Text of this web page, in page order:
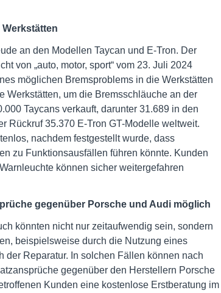
an den Modellen Taycan und E-Tron. Der
von „auto, motor, sport“ vom 23. Juli 2024
möglichen Bremsproblems in die Werkstätten
Werkstätten, um die Bremsschläuche an der
Taycans verkauft, darunter 31.689 in den
Rückruf 35.370 E-Tron GT-Modelle weltweit.
nachdem festgestellt wurde, dass
zu Funktionsausfällen führen könnte. Kunden
können sicher weitergefahren
gegenüber Porsche und Audi möglich
könnten nicht nur zeitaufwendig sein, sondern
beispielsweise durch die Nutzung eines
der Reparatur. In solchen Fällen können nach
gegenüber den Herstellern Porsche
Kunden eine kostenlose Erstberatung im